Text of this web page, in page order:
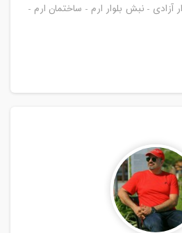
آزادی - نبش بلوار ارم - ساختمان ارم -